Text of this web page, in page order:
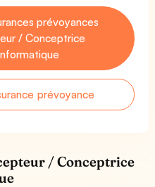
prévoyances
/ Conceptrice
prévoyance
/ Conceptrice